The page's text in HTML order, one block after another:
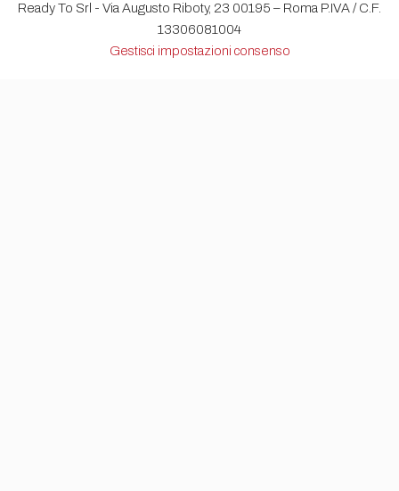
Ready To Srl - Via Augusto Riboty, 23 00195 – Roma P.IVA / C.F.
13306081004
Gestisci impostazioni consenso